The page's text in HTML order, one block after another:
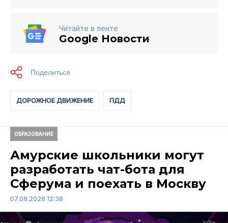
Читайте в ленте
Google Новости
ДОРОЖНОЕ ДВИЖЕНИЕ ПДД
ОБРАЗОВАНИЕ
Амурские школьники могут
разработать чат-бота для
Сферума и поехать в Москву
07.08.2026 12:38